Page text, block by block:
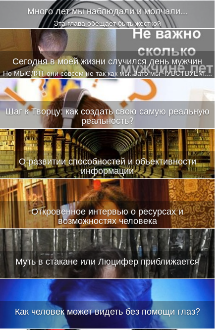
Много лет мы наблюдали и молчали...
Эта глава обещает быть жесткой
Сегодня в моей жизни случился день мужчин
Но МЫСЛЯТ они совсем не так как мы. Зато мы ЧУВСТВУЕМ....
Шаг к Творцу: как создать свою самую реальную
реальность?
При синхронизации работы (при выходе на одну частоту) в
области альфа-ритма и проскакивает та самая божественная
искра, которую называют озарением.
О развитии способностей и объективности
информации
Откровенное интервью о ресурсах и
возможностях человека
Когда дело касается саморазвития, духовных практик и
вопросов освоения новых психотехник, бывает сложно
разобраться
Муть в стакане или Люцифер приближается
Как человек может видеть без помощи глаз?